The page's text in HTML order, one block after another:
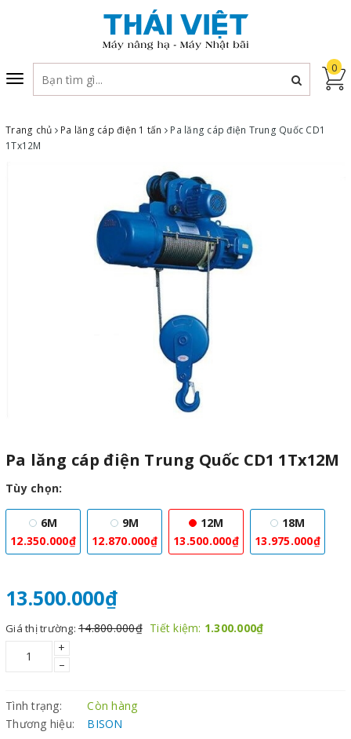
Toggle
navigation
0
Trang chủ Pa lăng cáp điện 1 tấn
Pa lăng cáp điện Trung Quốc CD1
1Tx12M
Pa lăng cáp điện Trung Quốc CD1 1Tx12M
Tùy chọn:
6M
12.350.000₫
9M
12.870.000₫
12M
13.500.000₫
18M
13.975.000₫
13.500.000₫
Giá thị trường: 14.800.000₫ Tiết kiệm: 1.300.000₫
+
–
Tình trạng:
Còn hàng
Thương hiệu:
BISON